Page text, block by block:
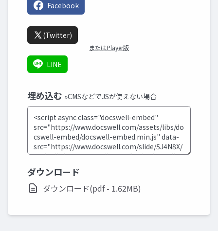
Facebook
(Twitter)
またはPlayer版
LINE
埋め込む »CMSなどでJSが使えない場合
ダウンロード
ダウンロード(pdf - 1.62MB)